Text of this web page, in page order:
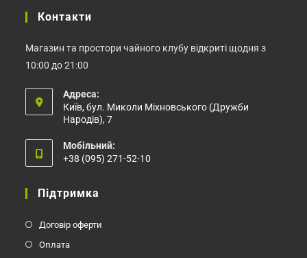
Контакти
Магазин та простори чайного клубу відкриті щодня з
10:00 до 21:00
Адреса:
Київ, бул. Миколи Міхновського (Дружби
Народів), 7
Мобільний:
+38 (095) 271-52-10
у
застосунку
Підтримка
Договір оферти
Оплата